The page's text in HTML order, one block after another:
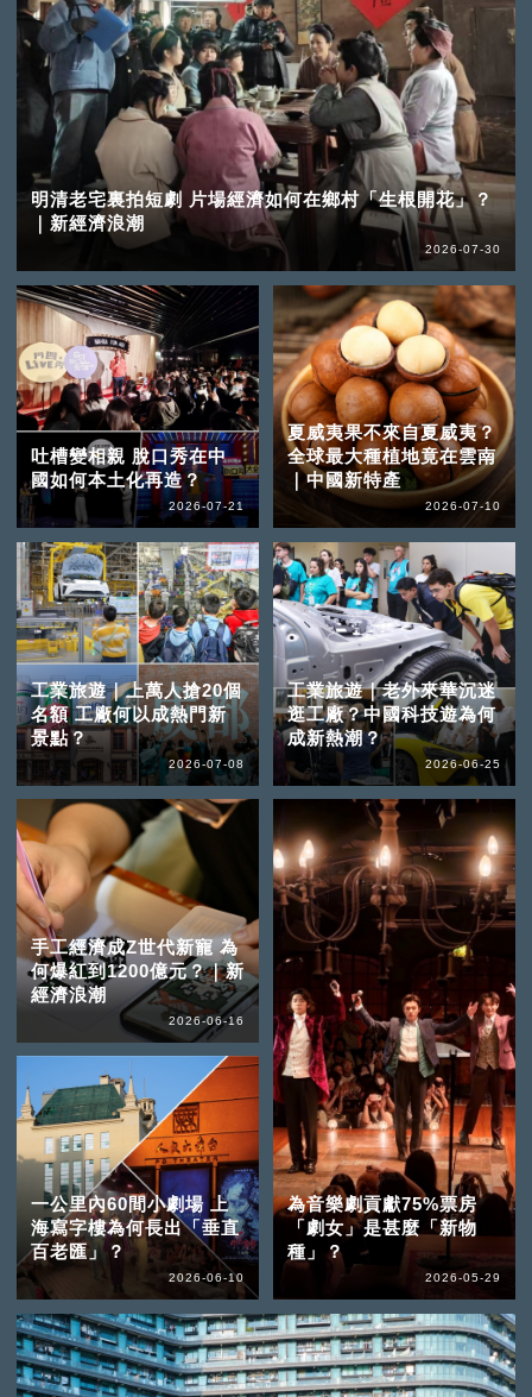
明清老宅裏拍短劇 片場經濟如何在鄉村「生根開花」？
｜新經濟浪潮
2026-07-30
吐槽變相親 脫口秀在中
國如何本土化再造？
2026-07-21
夏威夷果不來自夏威夷？
全球最大種植地竟在雲南
｜中國新特產
2026-07-10
工業旅遊｜上萬人搶20個
名額 工廠何以成熱門新
景點？
2026-07-08
工業旅遊｜老外來華沉迷
逛工廠？中國科技遊為何
成新熱潮？
2026-06-25
手工經濟成Z世代新寵 為
何爆紅到1200億元？｜新
經濟浪潮
2026-06-16
一公里內60間小劇場 上
海寫字樓為何長出「垂直
百老匯」？
2026-06-10
為音樂劇貢獻75%票房
「劇女」是甚麼「新物
種」？
2026-05-29